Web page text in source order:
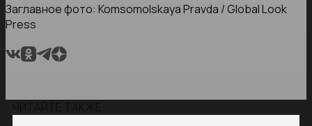
Заглавное фото: Komsomolskaya Pravda / Global Look
Press